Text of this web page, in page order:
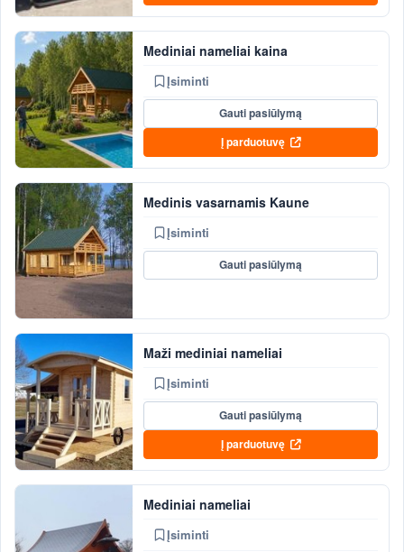
Mediniai nameliai kaina
Įsiminti
Gauti pasiūlymą
Į parduotuvę
Medinis vasarnamis Kaune
Įsiminti
Gauti pasiūlymą
Maži mediniai nameliai
Įsiminti
Gauti pasiūlymą
Į parduotuvę
Mediniai nameliai
Įsiminti